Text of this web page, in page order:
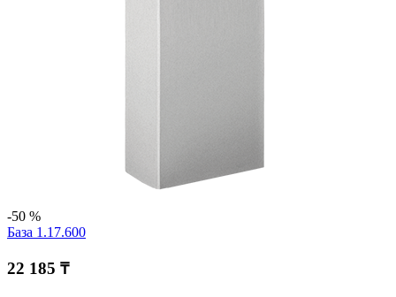
-50 %
База 1.17.600
22 185 ₸